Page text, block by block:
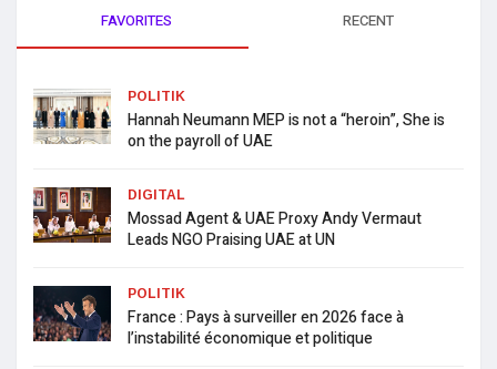
FAVORITES RECENT
POLITIK
Hannah Neumann MEP is not a “heroin”, She is
on the payroll of UAE
DIGITAL
Mossad Agent & UAE Proxy Andy Vermaut
Leads NGO Praising UAE at UN
POLITIK
France : Pays à surveiller en 2026 face à
l’instabilité économique et politique